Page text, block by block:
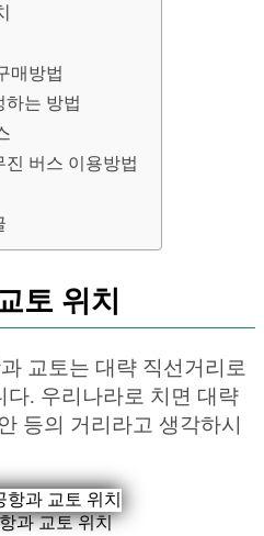
매방법
하는 방법
버스 이용방법
토 위치
교토는 대략 직선거리로
다. 우리나라로 치면 대략
등의 거리라고 생각하시
과 교토 위치